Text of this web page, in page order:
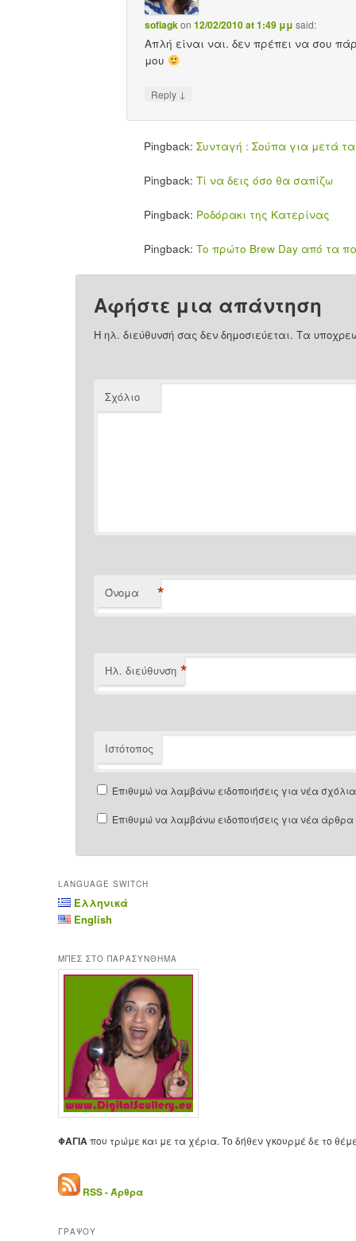
sofiagkon 12/02/2010 at 1:49 μμ said:
Απλή είναι ναι. δεν πρέπει να σου
μου
Reply ↓
Pingback: Συνταγή : Σούπα για μετά τα
Pingback: Τί να δεις όσο θα σαπίζω
Pingback: Ροδόρακι της Κατερίνας
Pingback: Το πρώτο Brew Day από τα
Αφήστε μια απάντηση
Η ηλ. διεύθυνσή σας δεν δημοσιεύεται. Τα
Σχόλιο
Όνομα *
Ηλ. διεύθυνση *
Ιστότοπος
Επιθυμώ να λαμβάνω ειδοποιήσεις για νέα
Επιθυμώ να λαμβάνω ειδοποιήσεις για νέα
LANGUAGE SWITCH
Ελληνικά
English
ΜΠΕΣ ΣΤΟ ΠΑΡΑΣΥΝΘΗΜΑ
ΦΑΓΙΑπου τρώμε και με τα χέρια. Το δήθεν γκουρμέ δε το
RSS - Άρθρα
ΓΡΑΨΟΥ